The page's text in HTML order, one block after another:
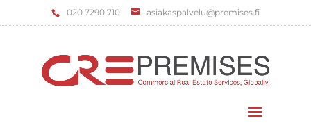
‌020 7290 710 asiakaspalvelu@premises.fi